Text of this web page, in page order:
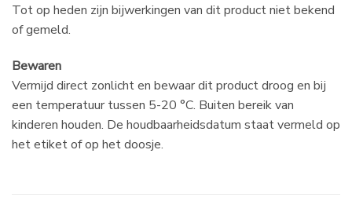
Tot op heden zijn bijwerkingen van dit product niet bekend
of gemeld.
Bewaren
Vermijd direct zonlicht en bewaar dit product droog en bij
een temperatuur tussen 5-20 °C. Buiten bereik van
kinderen houden. De houdbaarheidsdatum staat vermeld op
het etiket of op het doosje.